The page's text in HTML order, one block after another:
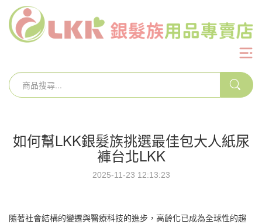
如何幫LKK銀髮族挑選最佳包大人紙尿
褲台北LKK
2025-11-23 12:13:23
隨著社會結構的變遷與醫療科技的進步，高齡化已成為全球性的趨